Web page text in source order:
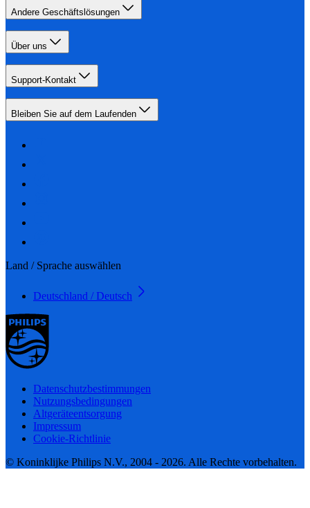
Andere Geschäftslösungen
Über uns
Support-Kontakt
Bleiben Sie auf dem Laufenden
Land / Sprache auswählen
Deutschland / Deutsch
Datenschutzbestimmungen
Nutzungsbedingungen
Altgeräteentsorgung
Impressum
Cookie-Richtlinie
© Koninklijke Philips N.V., 2004 - 2026. Alle Rechte vorbehalten.